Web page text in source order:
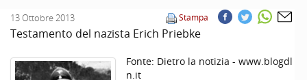
Stampa
13 Ottobre 2013
Testamento del nazista Erich Priebke
Fonte: Dietro la notizia - www.blogdl
n.it